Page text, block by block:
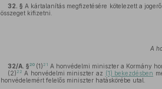
32. § A kártalanítás megfizetésére kötelezett a
összeget kifizetni.
A
32/A. §20 (1) 21 A honvédelmi miniszter a Kormány
(2) 22 A honvédelmi miniszter az (1) bekezdésben
honvédelemért felelős miniszter hatáskörébe utal.